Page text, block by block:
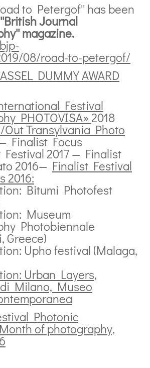
to Petergof'' has been
''British Journal
magazine.
08/road-to-petergof/
ASSEL DUMMY AWARD
Festival
PHOTOVISA»2018
Transylvania Photo
Finalist Focus
2017 — Finalist
2016— Finalist Festival
2016:
Bitumi Photofest
Museum
Photobiennale
Greece)
Upho festival (Malaga,
Urban Layers,
Milano, Museo
Photonic
of photography,